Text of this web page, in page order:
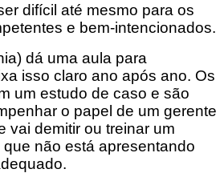
difícil até mesmo para os
e bem-intencionados.
dá uma aula para
isso claro ano após ano. Os
um estudo de caso e são
o papel de um gerente
vai demitir ou treinar um
não está apresentando